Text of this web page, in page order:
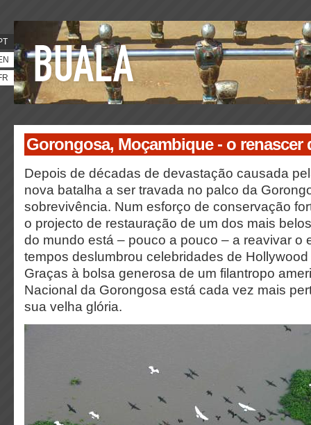
Gorongosa, Moçambique - o renascer
Depois de décadas de devastação causada
nova batalha a ser travada no palco da
sobrevivência. Num esforço de conservação
o projecto de restauração de um dos mais
do mundo está – pouco a pouco – a reavivar o
tempos deslumbrou celebridades de
Graças à bolsa generosa de um filantropo
Nacional da Gorongosa está cada vez mais
sua velha glória.